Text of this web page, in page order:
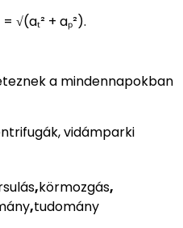
√(aₜ² + aₚ²).
a mindennapokban
vidámparki
,körmozgás,
,tudomány